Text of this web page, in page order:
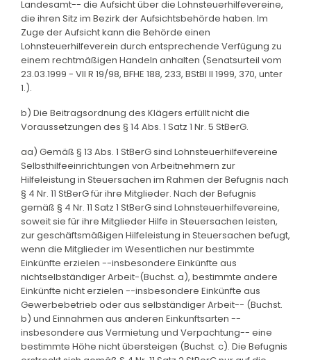
Landesamt-- die Aufsicht über die Lohnsteuerhilfevereine,
die ihren Sitz im Bezirk der Aufsichtsbehörde haben. Im
Zuge der Aufsicht kann die Behörde einen
Lohnsteuerhilfeverein durch entsprechende Verfügung zu
einem rechtmäßigen Handeln anhalten (Senatsurteil vom
23.03.1999 - VII R 19/98, BFHE 188, 233, BStBl II 1999, 370, unter
1.).
b) Die Beitragsordnung des Klägers erfüllt nicht die
Voraussetzungen des § 14 Abs. 1 Satz 1 Nr. 5 StBerG.
aa) Gemäß § 13 Abs. 1 StBerG sind Lohnsteuerhilfevereine
Selbsthilfeeinrichtungen von Arbeitnehmern zur
Hilfeleistung in Steuersachen im Rahmen der Befugnis nach
§ 4 Nr. 11 StBerG für ihre Mitglieder. Nach der Befugnis
gemäß § 4 Nr. 11 Satz 1 StBerG sind Lohnsteuerhilfevereine,
soweit sie für ihre Mitglieder Hilfe in Steuersachen leisten,
zur geschäftsmäßigen Hilfeleistung in Steuersachen befugt,
wenn die Mitglieder im Wesentlichen nur bestimmte
Einkünfte erzielen --insbesondere Einkünfte aus
nichtselbständiger Arbeit-(Buchst. a), bestimmte andere
Einkünfte nicht erzielen --insbesondere Einkünfte aus
Gewerbebetrieb oder aus selbständiger Arbeit-- (Buchst.
b) und Einnahmen aus anderen Einkunftsarten --
insbesondere aus Vermietung und Verpachtung-- eine
bestimmte Höhe nicht übersteigen (Buchst. c). Die Befugnis